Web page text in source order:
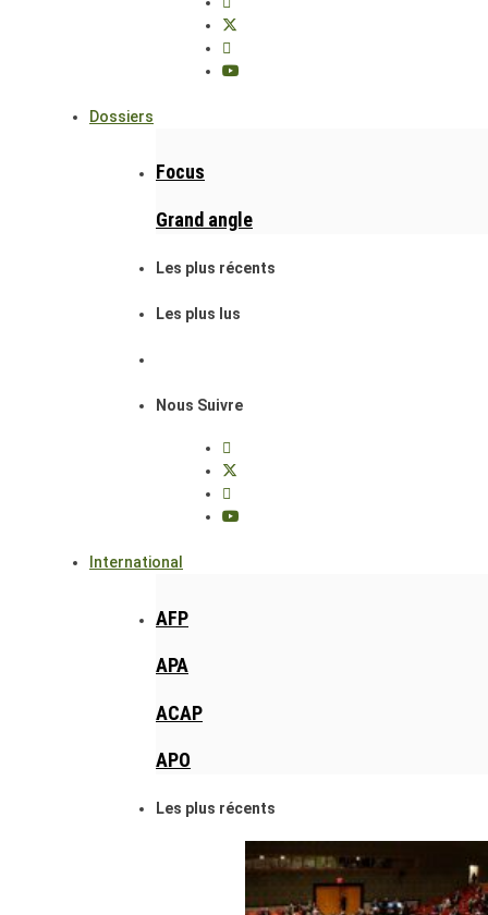
Dossiers
Focus
Grand angle
Les plus récents
Les plus lus
Nous Suivre
International
AFP
APA
ACAP
APO
Les plus récents